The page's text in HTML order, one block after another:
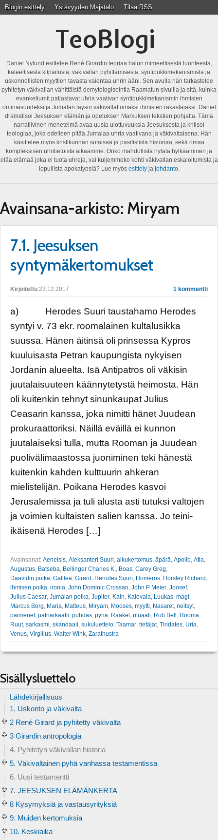
Blogin esittely Ystävyyden Majatalo Tilaa RSS
TeoBlogi
Daniel Nylund esittelee René Girardin teoriaa halun mimeettisestä luonteesta,
kateellisesta kilpailusta, väkivallan pyhittämisestä, syntipukkimekanismista ja
uskonnollisten myyttien tavasta vaientaa uhrin ääni. Sen avulla hän tarkastelee
pyhitetyn väkivallan vähittäistä demytologisointia Raamatun sivuilla ja sitä, kuinka
evankeliumit paljastavat uhria vaativan syntipukkimekanismin ihmisten
ominaisuudeksi ja Jumalan täysin väkivallattomaksi ihmisten rakastajaksi. Daniel
dramatisoi Jeesuksen elämän ja opetuksen Markuksen tekstien pohjalta. Tämä
narratiivinen menetelmä avaa uusia ulottuvuuksia Jeesuksesta ja kritisoi
teologiaa, joka edelleen pitää Jumalaa uhria vaativana ja väkivaltaisena. Hän
käsittelee myös kristikunnan sotaisaa ja pasifistista historiaa, sekä omaa
kompleksisen uhritietoista aikaamme. Onko mahdollista hylätä hylkääminen ja
elää elämää joka ei tuota uhreja, vai kuljemmeko kohti väkivallan eskaloitumista ja
lopullista apokalypsiä? Lue myös esittelyja johdanto.
Avainsana-arkisto: Miryam
7.1. Jeesuksen
syntymäkertomukset
Kirjoitettu 23.12.2017 1 kommentti
a) Herodes Suuri taustahamo Herodes
syntyi v. 73 ekr. roomalainen kultalusikka
suussa. Hänen äitinsä oli prinsessa Kypros
kuuluisasta Petran kaupungista nykyisen
Jordanin alueelta. Isä Antipatros oli väkisin
juutalaisuuteen käännytetystä heimosta. Hän
oli kuitenkin tehnyt sinunkaupat Julius
Ceasarin kanssa, joka nimitti hänet Juudean
prokuraattoriksi. Näillä eväillä ei kunnon
juutalaiseksi tulla, mutta Rooman ja Juudean
puolivälimaastossa juoniminen teki hänestä
kuitenkin kahden kulttuurin ahkeran
mielistelijän. Poikana Herodes kasvoi
Jerusalemissa ja tuli alusta asti tutuksi valtojen
ja voimien kultaisten salien kanssa. Jo teini-
ikäisenä Herodes […]
Avainsanat: Aeneisis Aleksanteri Suuri alkukertomus äpärä Apollo Atia
Augustus Batseba Bellinger Charles K. Boas Carey Greg
Daavidin poika Galilea Girard Herodes Suuri Homeros Horsley Richard
ihmisen poika ironia John Dominic Crossan John P Meier Joosef,
Julius Caesar Jumalan poika Jupiter Kain Kalevala Luukas magi
Marcus Borg Maria Matteus Miryam Mooses myytti Nasaret, neitsyt,
paimenet, patriarkaatti puhdas pyhä Raakel rituaali Rob Bell Rooma
Ruut, sarkasmi skandaali sukuluettelo Taamar tietäjät, Tiridates Uria
Venus Virgilius Walter Wink Zarathustra
Sisällysluettelo
Lähdekirjallisuus
1. Uskonto ja väkivalta
2 René Girard ja pyhitetty väkivalta
3 Girardin antropologia
4. Pyhitetyn väkivallan historia
5. Väkivaltainen pyhä vanhassa testamentissa
6. Uusi testamentti
7. JEESUKSEN ELÄMÄNKERTA
8 Kysymyksiä ja vastausyrityksiä
9. Muiden kertomuksia
10. Keskiaika